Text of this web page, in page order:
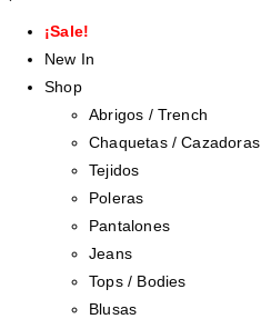
¡Sale!
New In
Shop
Abrigos / Trench
Chaquetas / Cazadoras
Tejidos
Poleras
Pantalones
Jeans
Tops / Bodies
Blusas